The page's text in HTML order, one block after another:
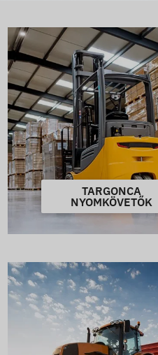
TARGONCA
NYOMKÖVETŐK